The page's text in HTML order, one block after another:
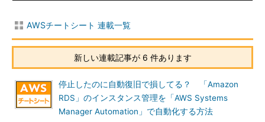
AWSチートシート 連載一覧
新しい連載記事が 6 件あります
停止したのに自動復旧で損してる？ 「Amazon
RDS」のインスタンス管理を「AWS Systems
Manager Automation」で自動化する方法